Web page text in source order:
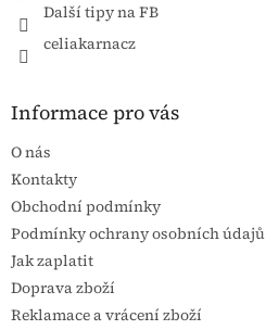
Další tipy na FB
celiakarnacz
Informace pro vás
O nás
Kontakty
Obchodní podmínky
Podmínky ochrany osobních údajů
Jak zaplatit
Doprava zboží
Reklamace a vrácení zboží